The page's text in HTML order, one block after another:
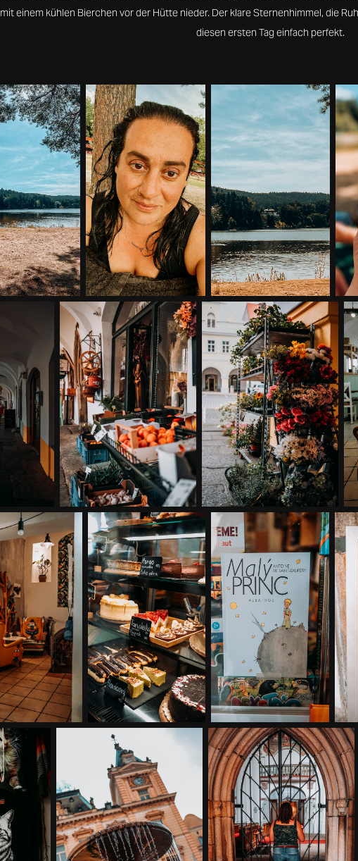
mit einem kühlen Bierchen vor der Hütte nieder. Der klare Sternenhimmel, die
diesen ersten Tag einfach perfekt.